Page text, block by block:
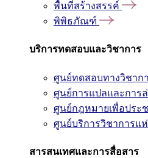
พื้นที่สร้างสรรค์
พิพิธภัณฑ์
บริการทดสอบและวิชาการ
ศูนย์ทดสอบทางวิชาก
ศูนย์การแปลและการ
ศูนย์กฎหมายเพื่อประ
ศูนย์บริการวิชาการแ
สารสนเทศและการสื่อสาร